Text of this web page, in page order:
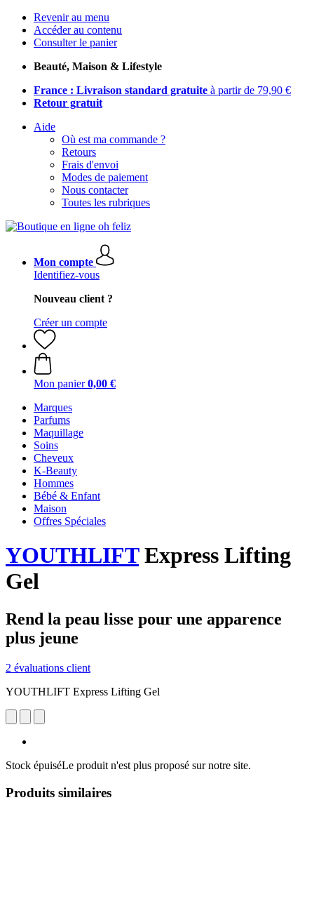
Revenir au menu
Accéder au contenu
Consulter le panier
Beauté, Maison & Lifestyle
France : Livraison standard gratuite à partir de 79,90 €
Retour gratuit
Aide
Où est ma commande ?
Retours
Frais d'envoi
Modes de paiement
Nous contacter
Toutes les rubriques
Mon compte
Identifiez-vous
Nouveau client ?
Créer un compte
Mon panier 0,00 €
Marques
Parfums
Maquillage
Soins
Cheveux
K-Beauty
Hommes
Bébé & Enfant
Maison
Offres Spéciales
YOUTHLIFTExpress Lifting
Gel
Rend la peau lisse pour une apparence
plus jeune
2 évaluations client
YOUTHLIFT Express Lifting Gel
Stock épuiséLe produit n'est plus proposé sur notre site.
Produits similaires